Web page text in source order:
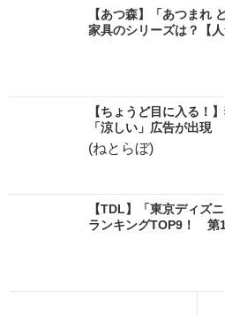
【あつ森】「あつまれ
家具のシリーズは？【
【ちょうど目に入る！
「涼しい」広告が出現
(ねとらぼ)
【TDL】「東京ディズ
ランキングTOP9！ 第